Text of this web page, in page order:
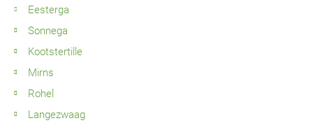
Eesterga
Sonnega
Kootstertille
Mirns
Rohel
Langezwaag